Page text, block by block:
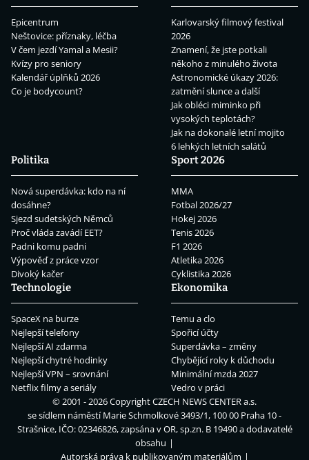
Epicentrum
Neštovice: příznaky, léčba
V čem jezdí Yamal a Mesii?
Kvízy pro seniory
Kalendář úplňků 2026
Co je bodycount?
Karlovarský filmový festival
2026
Znamení, že jste potkali
někoho z minulého života
Astronomické úkazy 2026:
zatmění slunce a další
Jak obléci miminko při
vysokých teplotách?
Jak na dokonalé letní mojito
6 lehkých letních salátů
Politika
Nová superdávka: kdo na ní
dosáhne?
Sjezd sudetských Němců
Proč vláda zavádí EET?
Padni komu padni
Výpověď z práce vzor
Divoký kačer
Sport 2026
MMA
Fotbal 2026/27
Hokej 2026
Tenis 2026
F1 2026
Atletika 2026
Cyklistika 2026
Technologie
SpaceX na burze
Nejlepší telefony
Nejlepší AI zdarma
Nejlepší chytré hodinky
Nejlepší VPN – srovnání
Netflix filmy a seriály
Ekonomika
Temu a clo
Spořicí účty
Superdávka – změny
Chybějící roky k důchodu
Minimální mzda 2027
Vedro v práci
© 2001 - 2026 CopyrightCZECH NEWS CENTER a.s.
se sídlem náměstí Marie Schmolkové 3493/1, 100 00 Praha 10 -
Strašnice, IČO: 02346826, zapsána v OR, sp.zn. B 19490 a dodavatelé
obsahu
Autorská práva k publikovaným materiálům